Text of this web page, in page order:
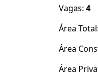
Vagas:4
Área Total:
Área
Área